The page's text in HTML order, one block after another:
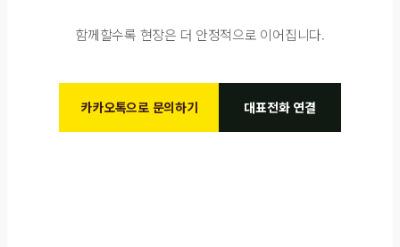
함께할수록 현장은 더 안정적으로 이어집니다.
카카오톡으로 문의하기 대표전화 연결